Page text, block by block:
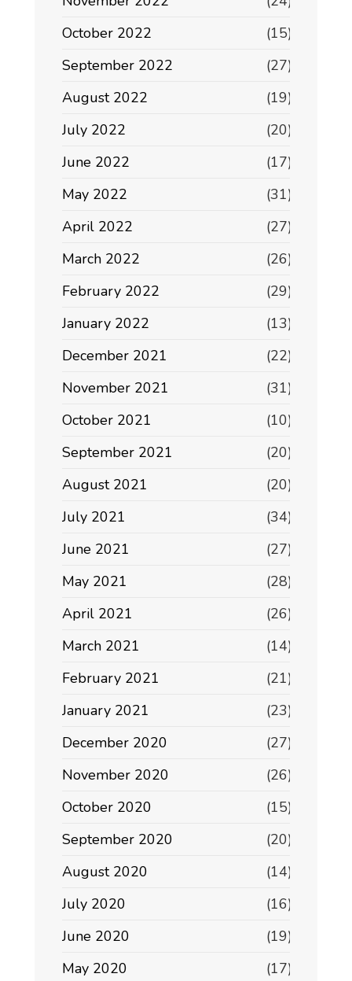
October 2022
(15)
September 2022
(27)
August 2022
(19)
July 2022
(20)
June 2022
(17)
May 2022
(31)
April 2022
(27)
March 2022
(26)
February 2022
(29)
January 2022
(13)
December 2021
(22)
November 2021
(31)
October 2021
(10)
September 2021
(20)
August 2021
(20)
July 2021
(34)
June 2021
(27)
May 2021
(28)
April 2021
(26)
March 2021
(14)
February 2021
(21)
January 2021
(23)
December 2020
(27)
November 2020
(26)
October 2020
(15)
September 2020
(20)
August 2020
(14)
July 2020
(16)
June 2020
(19)
May 2020
(17)